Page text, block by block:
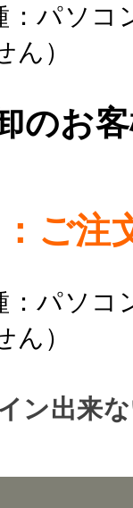
：パソ
）
のお
ご注
：パソ
）
ン出来